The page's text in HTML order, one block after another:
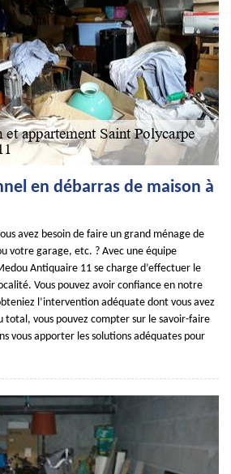
en débarras de maison à
avez besoin de faire un grand ménage de
votre garage, etc. ? Avec une équipe
Antiquaire 11 se charge d’effectuer le
Vous pouvez avoir confiance en notre
l’intervention adéquate dont vous avez
total, vous pouvez compter sur le savoir-faire
vous apporter les solutions adéquates pour